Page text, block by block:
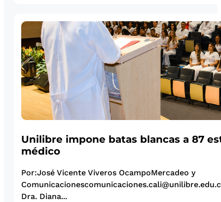
Unilibre impone batas blancas a 87
médico
Por:José Vicente Viveros OcampoMercadeo y
Dra. Diana...